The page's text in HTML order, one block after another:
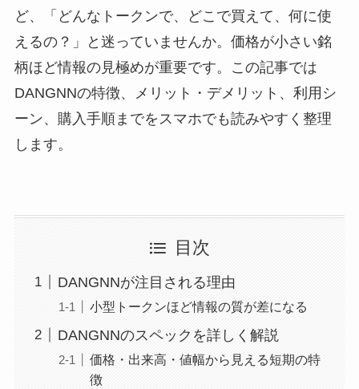
ど、「どんなトークンで、どこで買えて、何に使
えるの？」と迷っていませんか。価格が小さい銘
柄ほど情報の見極めが重要です。この記事では
DANGNNの特徴、メリット・デメリット、利用シ
ーン、購入手順までをスマホでも読みやすく整理
します。
目次
DANGNNが注目される理由
小型トークンほど情報の質が差になる
DANGNNのスペックを詳しく解説
価格・出来高・値幅から見える短期の特
徴